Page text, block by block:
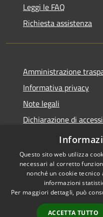
Leggi le FAQ
Richiesta assistenza
Amministrazione
Informativa privacy
Note legali
Dichiarazione di
Privacy e protezione
Accessibilità
Questo sito web utilizza
necessari al corretto
nonché un cookie
informazioni
Per maggiori dettagli, può
ACCETTA TUTTO